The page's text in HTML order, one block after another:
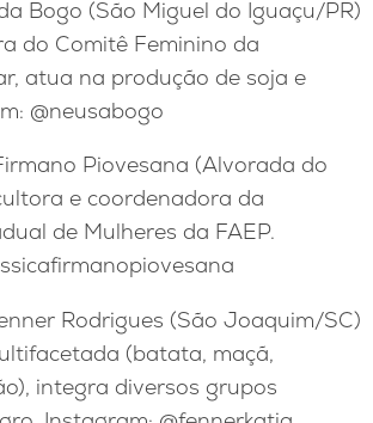
Bogo (São Miguel do Iguaçu/PR)
do Comitê Feminino da
atua na produção de soja e
@neusabogo
Piovesana (Alvorada do
e coordenadora da
de Mulheres da FAEP.
Rodrigues (São Joaquim/SC)
(batata, maçã,
integra diversos grupos